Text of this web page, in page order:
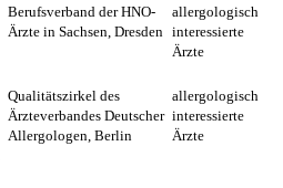
Berufsverband der HNO-
Ärzte in Sachsen, Dresden
allergologisch
interessierte
Ärzte
Qualitätszirkel des
Ärzteverbandes Deutscher
Allergologen, Berlin
allergologisch
interessierte
Ärzte